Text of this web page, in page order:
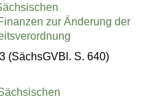
zur Änderung der
(SächsGVBl. S. 640)